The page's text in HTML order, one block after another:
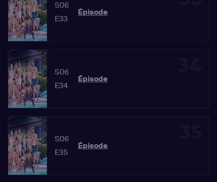
S06
E33
Épisode
S06
E34
Épisode
S06
E35
Épisode